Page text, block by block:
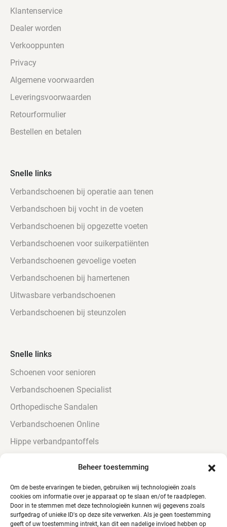
Beheer toestemming
Om de beste ervaringen te bieden, gebruiken wij technologieën zoals
cookies om informatie over je apparaat op te slaan en/of te raadplegen.
Door in te stemmen met deze technologieën kunnen wij gegevens zoals
surfgedrag of unieke ID's op deze site verwerken. Als je geen toestemming
geeft of uw toestemming intrekt, kan dit een nadelige invloed hebben op
Klantenservice
Dealer worden
Verkooppunten
Privacy
Algemene voorwaarden
Leveringsvoorwaarden
Retourformulier
Bestellen en betalen
Snelle links
Verbandschoenen bij operatie aan tenen
Verbandschoen bij vocht in de voeten
Verbandschoenen bij opgezette voeten
Verbandschoenen voor suikerpatiënten
Verbandschoenen gevoelige voeten
Verbandschoenen bij hamertenen
Uitwasbare verbandschoenen
Verbandschoenen bij steunzolen
Snelle links
Schoenen voor senioren
Verbandschoenen Specialist
Orthopedische Sandalen
Verbandschoenen Online
Hippe verbandpantoffels